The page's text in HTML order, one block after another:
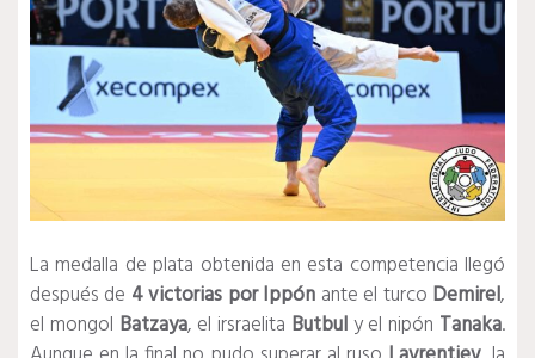
La medalla de plata obtenida en esta competencia llegó
después de 4 victorias por Ippón ante el turco Demirel,
el mongol Batzaya, el irsraelita Butbuly el nipón Tanaka.